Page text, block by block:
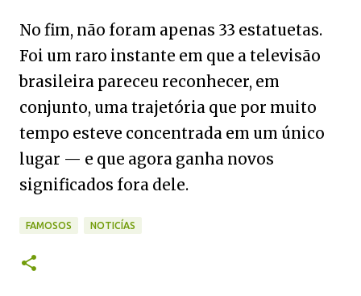
No fim, não foram apenas 33 estatuetas.
Foi um raro instante em que a televisão
brasileira pareceu reconhecer, em
conjunto, uma trajetória que por muito
tempo esteve concentrada em um único
lugar — e que agora ganha novos
significados fora dele.
FAMOSOS NOTICÍAS